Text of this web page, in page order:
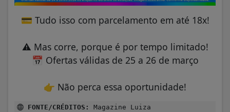
💳 Tudo isso com parcelamento em até 18x!
⚠️ Mas corre, porque é por tempo limitado!
📅 Ofertas válidas de 25 a 26 de março
👉 Não perca essa oportunidade!
FONTE/CRÉDITOS: Magazine Luiza